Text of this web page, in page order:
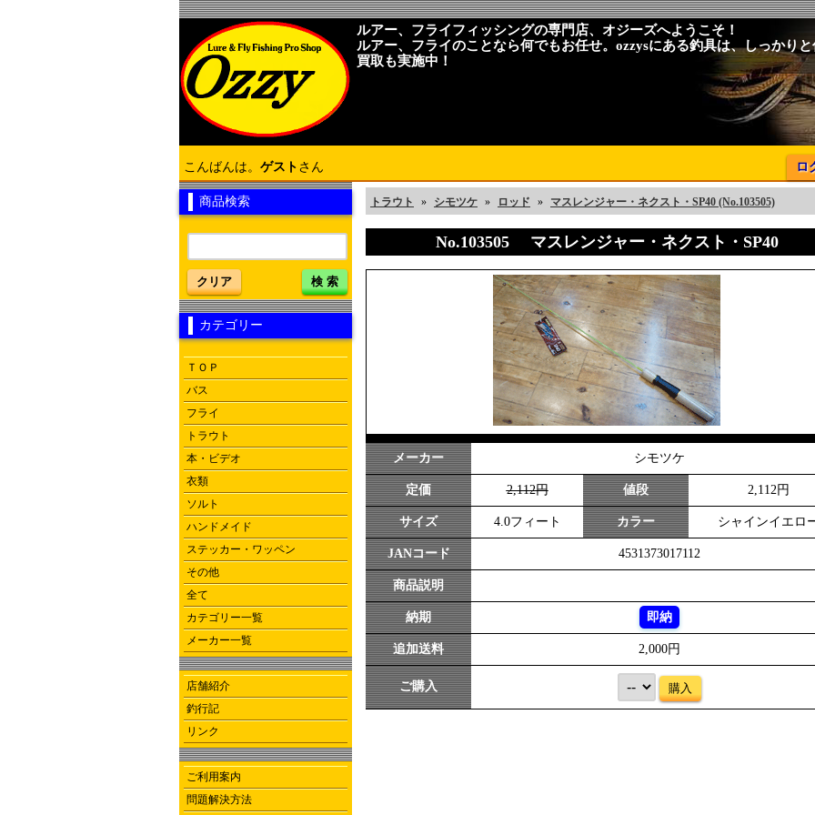
ルアー、フライフィッシングの専門店、オジーズへようこそ！
ルアー、フライのことなら何でもお任せ。ozzysにある釣具は、しっかり
買取も実施中！
こんばんは。 ゲスト さん ロ
商品検索
クリア 検 索
カテゴリー
ＴＯＰ
バス
フライ
トラウト
本・ビデオ
衣類
ソルト
ハンドメイド
ステッカー・ワッペン
その他
全て
カテゴリー一覧
メーカー一覧
店舗紹介
釣行記
リンク
ご利用案内
問題解決方法
トラウト » シモツケ » ロッド » マスレンジャー・ネクスト・SP40 (No.103505)
No.103505 マスレンジャー・ネクスト・SP40
メーカー シモツケ
定価 2,112円 値段 2,112円
サイズ 4.0フィート カラー シャインイエロ
JANコード 4531373017112
商品説明
納期 即納
追加送料 2,000円
ご購入 購入